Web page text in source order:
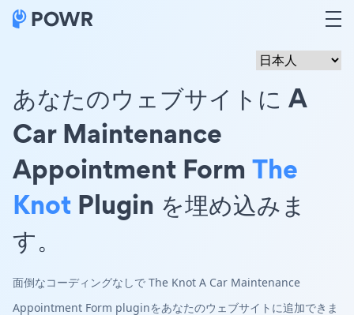
あなたのウェブサイトに A
Car Maintenance
Appointment Form The
Knot Plugin を埋め込みま
す。
面倒なコーディングなしで The Knot A Car Maintenance
Appointment Form pluginをあなたのウェブサイトに追加できま